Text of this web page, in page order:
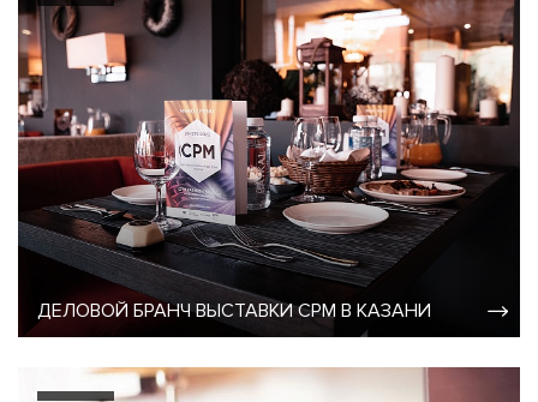
ДЕЛОВОЙ БРАНЧ ВЫСТАВКИ CPM В КАЗАНИ